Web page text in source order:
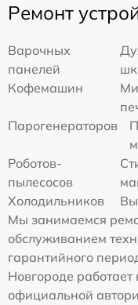
Ремонт
Варочных
панелей
Кофемашин
Парогенераторов
Роботов-
пылесосов
Холодильников
Мы занимаемся
обслуживанием
гарантийного
Новгороде
официальной